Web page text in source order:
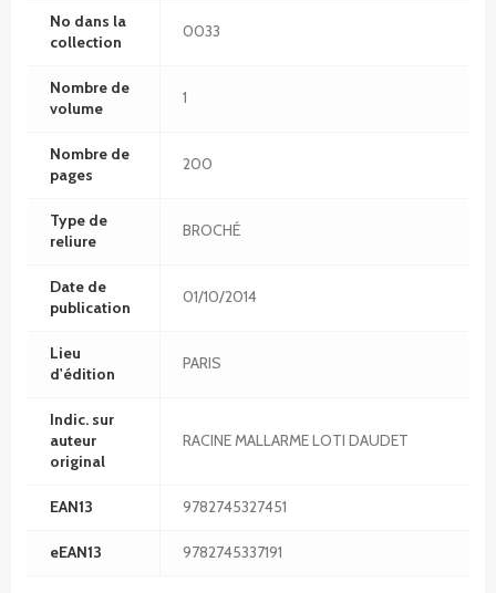
No dans la
collection
0033
Nombre de
volume
1
Nombre de
pages
200
Type de
reliure
BROCHÉ
Date de
publication
01/10/2014
Lieu
d'édition
PARIS
Indic. sur
auteur
original
RACINE MALLARME LOTI DAUDET
EAN13 9782745327451
eEAN13 9782745337191